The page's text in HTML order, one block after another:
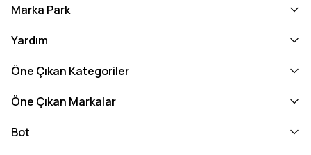
Marka Park
Yardım
Öne Çıkan Kategoriler
Öne Çıkan Markalar
Bot